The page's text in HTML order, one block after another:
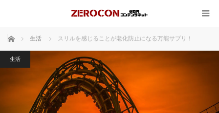
ホーム 生活 スリルを感じることが老化防止になる万能サプリ！
生活